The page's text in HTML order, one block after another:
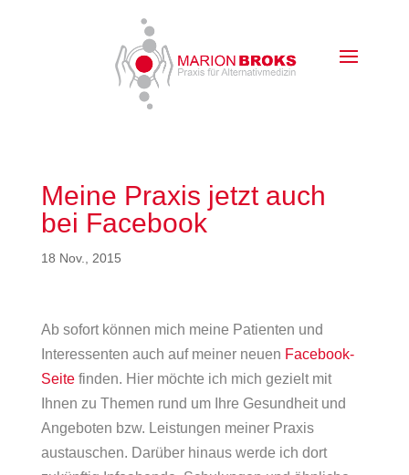
Meine Praxis jetzt auch
bei Facebook
18 Nov., 2015
Ab sofort können mich meine Patienten und
Interessenten auch auf meiner neuen Facebook-
Seitefinden. Hier möchte ich mich gezielt mit
Ihnen zu Themen rund um Ihre Gesundheit und
Angeboten bzw. Leistungen meiner Praxis
austauschen. Darüber hinaus werde ich dort